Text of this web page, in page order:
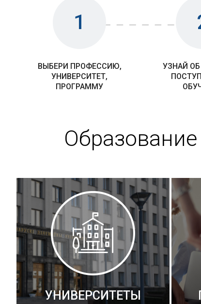
1
ВЫБЕРИ ПРОФЕССИЮ,
УНИВЕРСИТЕТ,
ПРОГРАММУ
УЗНАЙ
УНИВЕРСИТЕТЫ